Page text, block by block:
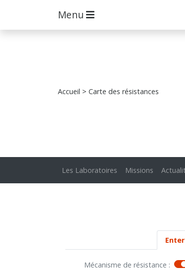
Menu
Accueil > Carte des résistances
Les Laboratoires Missions
Mécanisme de résistance :